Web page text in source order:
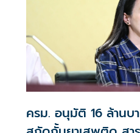
ครม. อนุมัติ 16 ล้านบ